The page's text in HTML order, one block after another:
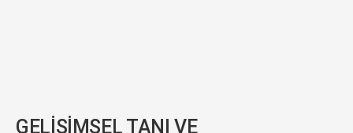
GELİŞİMSEL TANI VE